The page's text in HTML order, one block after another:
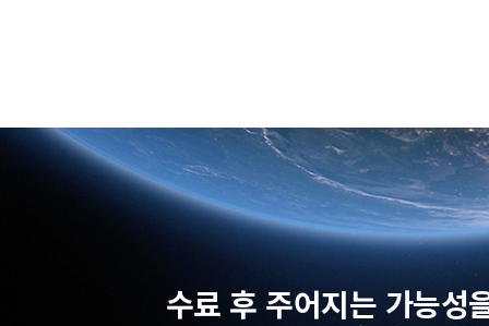
수료 후 주어지는 가능성